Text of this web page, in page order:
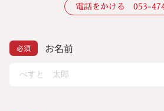
電話をかける 053-
お名前